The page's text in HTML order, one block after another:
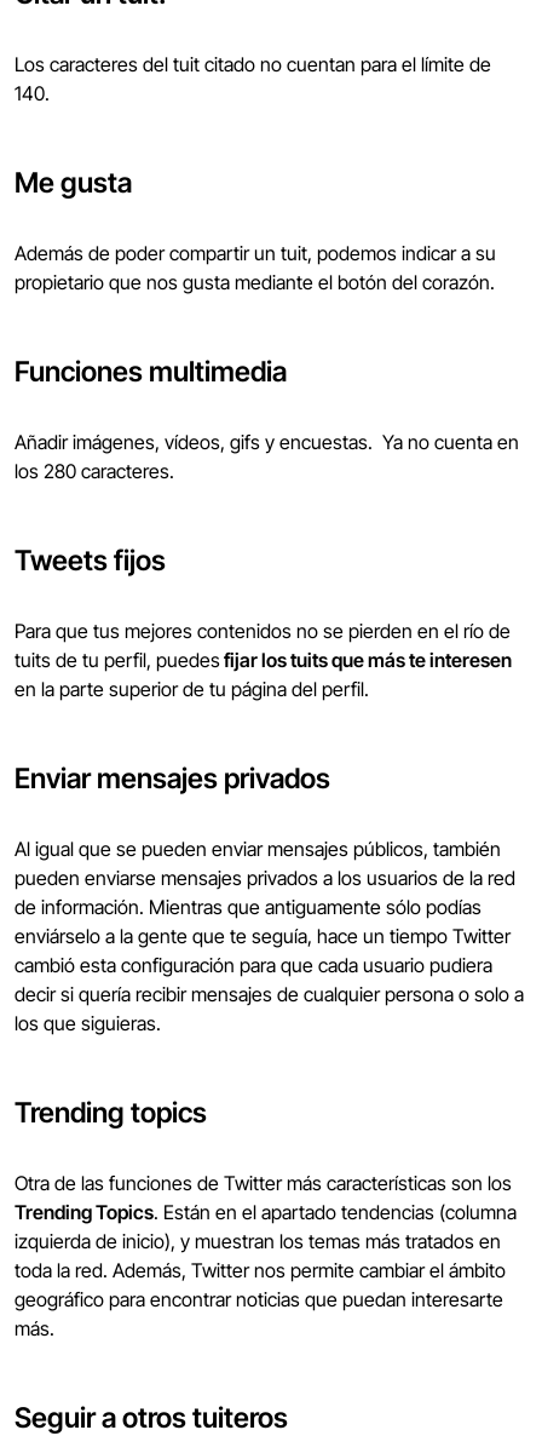
Los caracteres del tuit citado no cuentan para el límite de
140.
Me gusta
Además de poder compartir un tuit, podemos indicar a su
propietario que nos gusta mediante el botón del corazón.
Funciones multimedia
Añadir imágenes, vídeos, gifs y encuestas. Ya no cuenta en
los 280 caracteres.
Tweets fijos
Para que tus mejores contenidos no se pierden en el río de
tuits de tu perfil, puedesfijar los tuits que más te interesen
en la parte superior de tu página del perfil.
Enviar mensajes privados
Al igual que se pueden enviar mensajes públicos, también
pueden enviarse mensajes privados a los usuarios de la red
de información. Mientras que antiguamente sólo podías
enviárselo a la gente que te seguía, hace un tiempo Twitter
cambió esta configuración para que cada usuario pudiera
decir si quería recibir mensajes de cualquier persona o solo a
los que siguieras.
Trending topics
Otra de las funciones de Twitter más características son los
Trending Topics. Están en el apartado tendencias (columna
izquierda de inicio), y muestran los temas más tratados en
toda la red. Además, Twitter nos permite cambiar el ámbito
geográfico para encontrar noticias que puedan interesarte
más.
Seguir a otros tuiteros